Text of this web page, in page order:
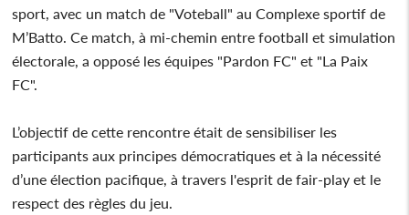
sport, avec un match de "Voteball" au Complexe sportif de
M’Batto. Ce match, à mi-chemin entre football et simulation
électorale, a opposé les équipes "Pardon FC" et "La Paix
FC".
L’objectif de cette rencontre était de sensibiliser les
participants aux principes démocratiques et à la nécessité
d’une élection pacifique, à travers l'esprit de fair-play et le
respect des règles du jeu.